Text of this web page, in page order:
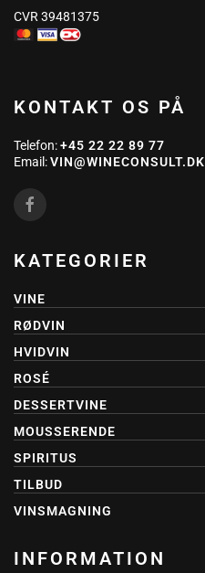
CVR 39481375
KONTAKT OS PÅ
Telefon:+45 22 22 89 77
Email:VIN@WINECONSULT.DK
KATEGORIER
VINE
RØDVIN
HVIDVIN
ROSÉ
DESSERTVINE
MOUSSERENDE
SPIRITUS
TILBUD
VINSMAGNING
INFORMATION